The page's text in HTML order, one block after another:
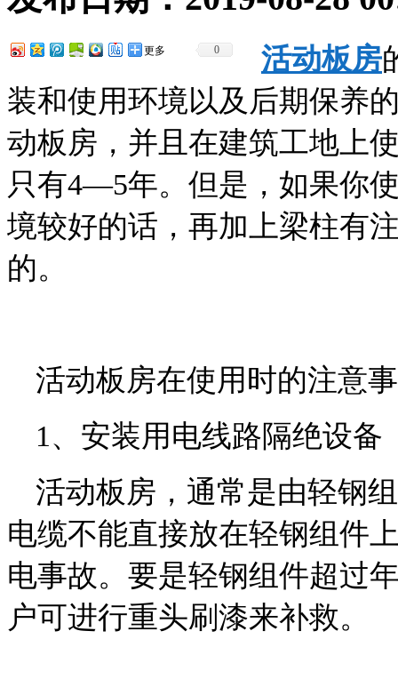
更多 0 活动板房
装和使用环境以及后期保养
动板房，并且在建筑工地上
只有4—5年。但是，如果你
境较好的话，再加上梁柱有
的。
活动板房在使用时的注意
1、安装用电线路隔绝设备
活动板房，通常是由轻钢
电缆不能直接放在轻钢组件
电事故。要是轻钢组件超过
户可进行重头刷漆来补救。